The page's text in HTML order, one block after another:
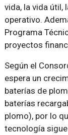
vida, la vida útil,
operativo.
Programa
proyectos
Según el
espera un
baterías de
baterías
plomo), por lo
tecnología